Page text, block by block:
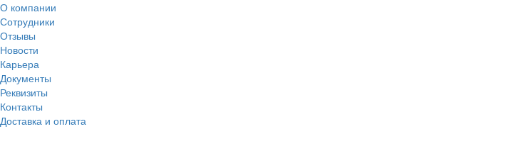
О компании
Сотрудники
Отзывы
Новости
Карьера
Документы
Реквизиты
Контакты
Доставка и оплата